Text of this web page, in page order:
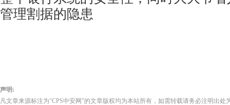
管理割据的隐患
声明:
凡文章来源标注为"CPS中安网"的文章版权均为本站所有，如需转载请务必注明出处